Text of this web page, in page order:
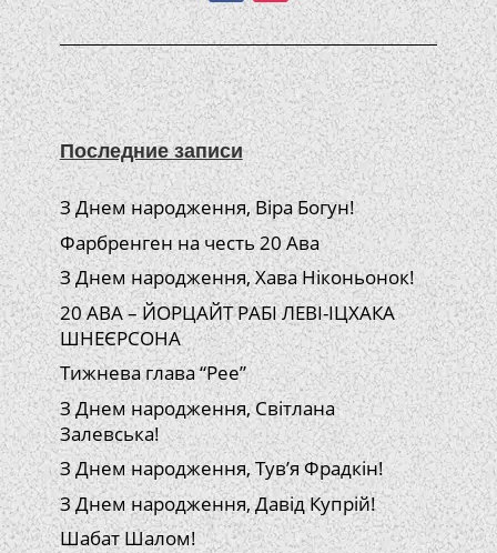
Последние записи
З Днем народження, Віра Богун!
Фарбренген на честь 20 Ава
З Днем народження, Хава Ніконьонок!
20 АВА – ЙОРЦАЙТ РАБІ ЛЕВІ-ІЦХАКА
ШНЕЄРСОНА
Тижнева глава “Рее”
З Днем народження, Світлана
Залевська!
З Днем народження, Тув’я Фрадкін!
З Днем народження, Давід Купрій!
Шабат Шалом!